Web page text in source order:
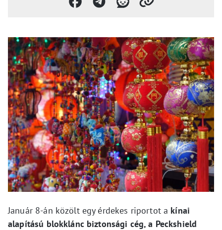
Január 8-án közölt egy érdekes riportot a kínai
alapítású blokklánc biztonsági cég, a Peckshield